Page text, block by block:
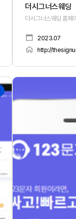
더시그너스웨딩
더시그너스웨딩 홈페
2023.07
http://